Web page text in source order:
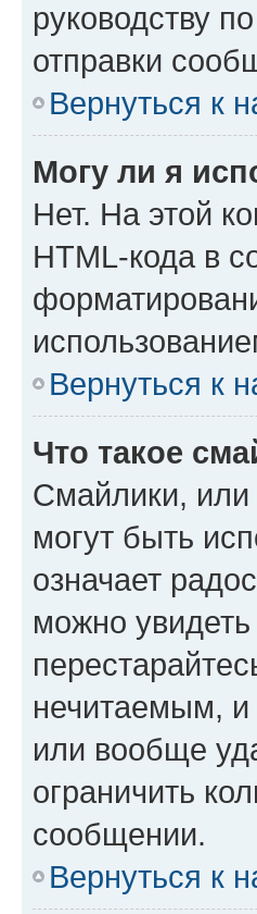
руководству
отправки
Вернуться к
Могу ли я
Нет. На этой
HTML-кода в
Вернуться к
Что такое
Смайлики, или
могут быть
означает
можно
нечитаемым, и
или вообще
ограничить
сообщении.
Вернуться к